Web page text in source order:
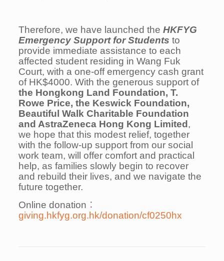
Therefore, we have launched theHKFYG
Emergency Support for Students to
provide immediate assistance to each
affected student residing in Wang Fuk
Court, with a one-off emergency cash grant
of HK$4000. With the generous support of
the Hongkong Land Foundation, T.
Rowe Price, the Keswick Foundation,
Beautiful Walk Charitable Foundation
and AstraZeneca Hong Kong Limited ,
we hope that this modest relief, together
with the follow-up support from our social
work team, will offer comfort and practical
help, as families slowly begin to recover
and rebuild their lives, and we navigate the
future together.
Online donation︰
giving.hkfyg.org.hk/donation/cf0250hx